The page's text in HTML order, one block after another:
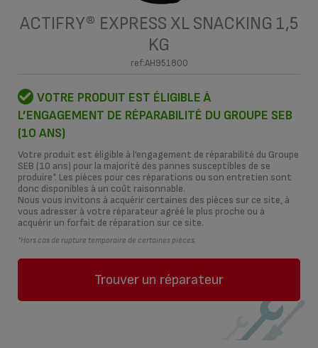
ACTIFRY® EXPRESS XL SNACKING 1,5
KG
ref:AH951800
VOTRE PRODUIT EST ÉLIGIBLE À
L’ENGAGEMENT DE RÉPARABILITÉ DU GROUPE SEB
(10 ANS)
Votre produit est éligible à l’engagement de réparabilité du Groupe
SEB (10 ans) pour la majorité des pannes susceptibles de se
produire*. Les pièces pour ces réparations ou son entretien sont
donc disponibles à un coût raisonnable.
Nous vous invitons à acquérir certaines des pièces sur ce site, à
vous adresser à votre réparateur agréé le plus proche ou à
acquérir un forfait de réparation sur ce site.
*Hors cas de rupture temporaire de certaines pièces.
Trouver un réparateur